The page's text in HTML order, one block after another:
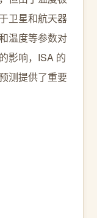
卫星和航天器
温度等参数对
影响，ISA 的
测提供了重要